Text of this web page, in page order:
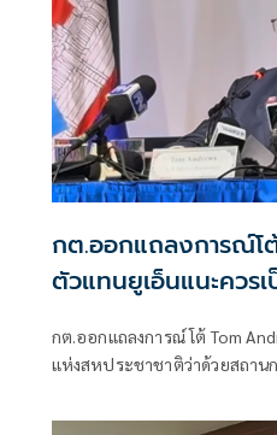
กต.ออกแถลงการณ์โ
ตัวแทนยูเอ็นแนะควร
กต.ออกแถลงการณ์ โต้ Tom
แห่งสหประชาชาติว่าด้วยสถา
สหประชาชาติ ควรเป็นกลาง เ